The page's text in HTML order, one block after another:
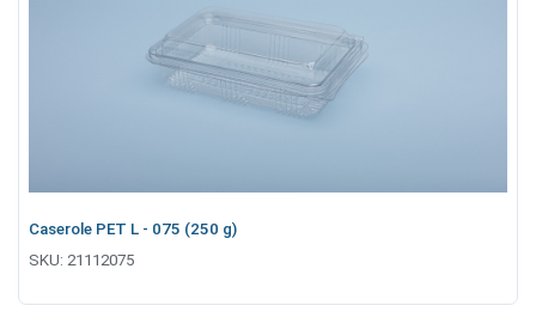
Caserole PET L - 075 (250 g)
SKU: 21112075